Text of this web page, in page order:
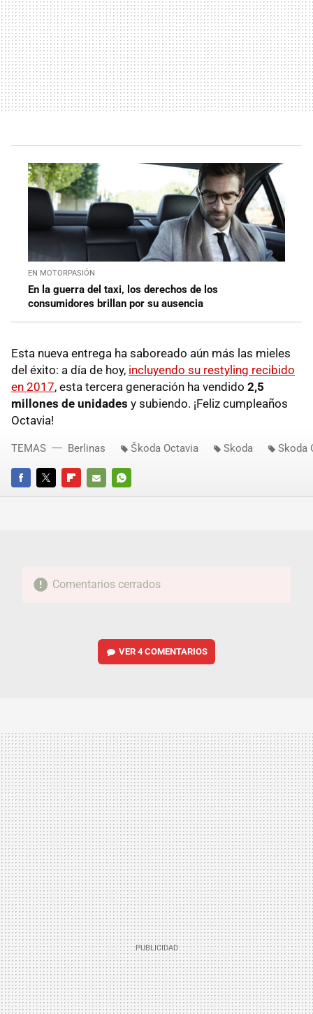
EN MOTORPASIÓN
En la guerra del taxi, los derechos de los
consumidores brillan por su ausencia
Esta nueva entrega ha saboreado aún más las mieles
del éxito: a día de hoy, incluyendo su restyling recibido
en 2017, esta tercera generación ha vendido 2,5
millones de unidades y subiendo. ¡Feliz cumpleaños
Octavia!
FACEBOOKTWITTERFLIPBOARD
E-
WHATSAPP
TEMAS Berlinas Škoda Octavia Skoda Skoda
Comentarios cerrados
VER4 COMENTARIOS